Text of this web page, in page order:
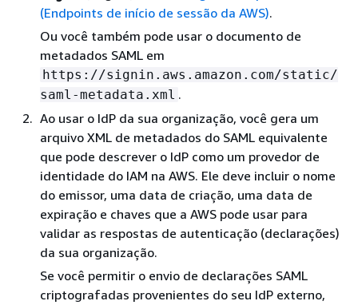
(Endpoints de início de sessão da AWS).
Ou você também pode usar o documento de
metadados SAML em
https://signin.aws.amazon.com/static/
saml-metadata.xml .
Ao usar o IdP da sua organização, você gera um
arquivo XML de metadados do SAML equivalente
que pode descrever o IdP como um provedor de
identidade do IAM na AWS. Ele deve incluir o nome
do emissor, uma data de criação, uma data de
expiração e chaves que a AWS pode usar para
validar as respostas de autenticação (declarações)
da sua organização.
Se você permitir o envio de declarações SAML
criptografadas provenientes do seu IdP externo,